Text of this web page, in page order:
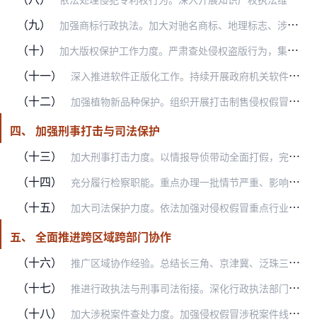
（九） 加强商标行政执法。加大对驰名商标、地理标志、涉外商标和老字号商标的保护力度。协调查处重大仿冒侵权行为。将查处商标侵权假冒行为的监督检查和行政处罚信息纳入国家企业…
（十） 加大版权保护工作力度。严肃查处侵权盗版行为，集中查处一批大案要案，加强重点产业专项保护。组织开展“秋风2017”专项行动，着力查缴盗版文学作品、少儿读物、教材教…
（十一） 深入推进软件正版化工作。持续开展政府机关软件正版化工作，推进正版化自查、软件采购、管理维护、年度报告、考核评议常态化。完善中央企业和大中型金融机构软件正版化工作…
（十二） 加强植物新品种保护。组织开展打击制售侵权假冒种子种苗工作，继续开展打击农、林业植物新品种侵权行政执法活动。加强农业植物新品种测试体系建设，完成对林业植物新品种现…
四、 加强刑事打击与司法保护
（十三）
加大刑事打击力度。以情报导侦带动全面打假，完善集群战役发起和组织模式以及“一体化”作战机制，强化集群战役攻势，对侵权假冒犯罪行为实施全链条打击。（公安部负责）
（十四） 充分履行检察职能。重点办理一批情节严重、影响恶劣的侵权假冒犯罪案件，加强对重点案件、新型案件的研究和督办，适时公布打击侵权假冒参考案例。严查侵权假冒犯罪案件背后…
（十五） 加大司法保护力度。依法加强对侵权假冒重点行业和重点领域民事、刑事、行政案件的审判工作，加强指导监督，适时出台司法解释和司法政策性文件。推进知识产权民事、刑事、行…
五、 全面推进跨区域跨部门协作
（十六）
推广区域协作经验。总结长三角、京津冀、泛珠三角地区开展区域间、部门间执法协作的做法与经验，及时向全国推广。健全联席会议、线索通报、证据移转、案件协查等制度，加强…
（十七） 推进行政执法与刑事司法衔接。深化行政执法部门与司法机关衔接配合，加强信息共享、案情通报，及时移送涉嫌犯罪案件，克服有案不移、有案难移、以罚代刑现象。充分发挥全国…
（十八） 加大涉税案件查处力度。加强侵权假冒涉税案件线索移交和调查处理工作，严肃查处相关税收违法行为。继续组织开展相关行业和领域税收专项整治，加强对侵权假冒企业的日常税收…